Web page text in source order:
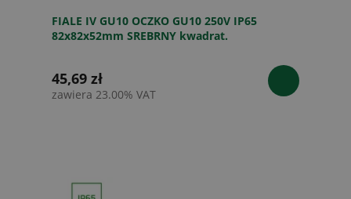
FIALE IV GU10 OCZKO GU10 250V IP65
82x82x52mm SREBRNY kwadrat.
45,69 zł
zawiera 23.00% VAT